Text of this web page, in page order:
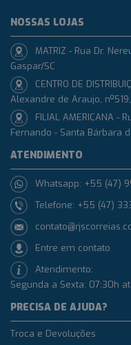
NOSSAS LOJAS
MATRIZ - Rua Dr.
Gaspar/SC
CENTRO DE
Alexandre de Araujo,
FILIAL AMERICANA -
Fernando - Santa Bárbara
ATENDIMENTO
Whatsapp: +55 (47)
Telefone: +55 (47)
Entre em contato
Atendimento:
Segunda a Sexta: 07:30h
PRECISA DE AJUDA?
Troca e Devoluções